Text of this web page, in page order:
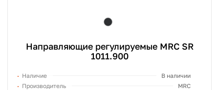
Направляющие регулируемые MRC SR
1011.900
Наличие
В наличии
Производитель
MRC